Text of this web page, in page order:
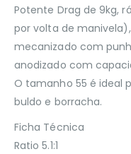
Potente Drag de 9kg,
por volta de
mecanizado com
anodizado com
O tamanho 55 é ideal
buldo e borracha.
Ficha Técnica
Ratio 5.1:1